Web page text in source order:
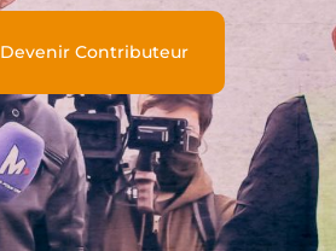
Devenir Contributeur